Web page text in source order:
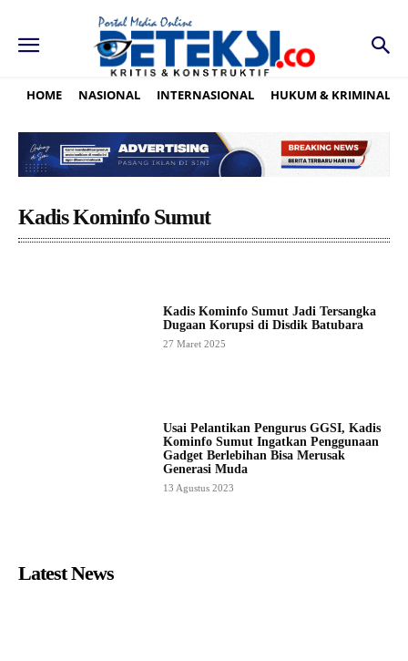
HOME NASIONAL INTERNASIONAL HUKUM & KRIMINAL
Kadis Kominfo Sumut
Kadis Kominfo Sumut Jadi Tersangka
Dugaan Korupsi di Disdik Batubara
27 Maret 2025
Usai Pelantikan Pengurus GGSI, Kadis
Kominfo Sumut Ingatkan Penggunaan
Gadget Berlebihan Bisa Merusak
Generasi Muda
13 Agustus 2023
Latest News